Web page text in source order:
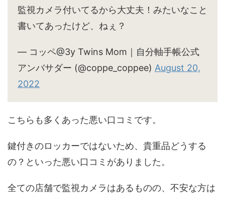
監視カメラ付いてるから大丈夫！みたいなこと
書いてあったけど、ねぇ？
— コッペ@3y Twins Mom｜自分軸手帳公式
アンバサダー (@coppe_coppee) August 20,
2022
こちらも多くあった悪い口コミです。
鍵付きのロッカーではないため、貴重品どうする
の？といった悪い口コミがありました。
全ての店舗で監視カメラはあるものの、不安な方は